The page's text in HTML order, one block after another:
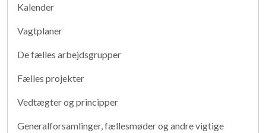
Kalender
Vagtplaner
De fælles arbejdsgrupper
Fælles projekter
Vedtægter og principper
Generalforsamlinger, fællesmøder og andre vigtige